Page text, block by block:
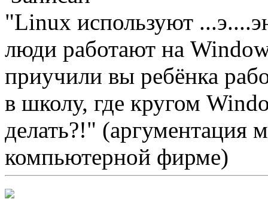
"Linux используют
люди работают на
приучили вы ребёнка
в школу, где кругом
делать?!" (аргументация
компьютерной фирме)